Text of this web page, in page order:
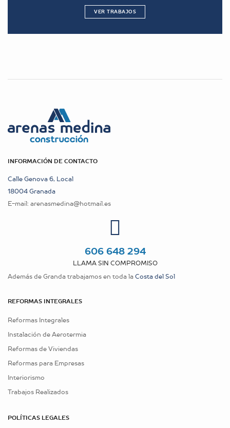
VER TRABAJOS
INFORMACIÓN DE CONTACTO
Calle Genova 6, Local
18004 Granada
E-mail: arenasmedina@hotmail.es
606 648 294
LLAMA SIN COMPROMISO
Además de Granda trabajamos en toda laCosta del Sol
REFORMAS INTEGRALES
Reformas Integrales
Instalación de Aerotermia
Reformas de Viviendas
Reformas para Empresas
Interiorismo
Trabajos Realizados
POLÍTICAS LEGALES